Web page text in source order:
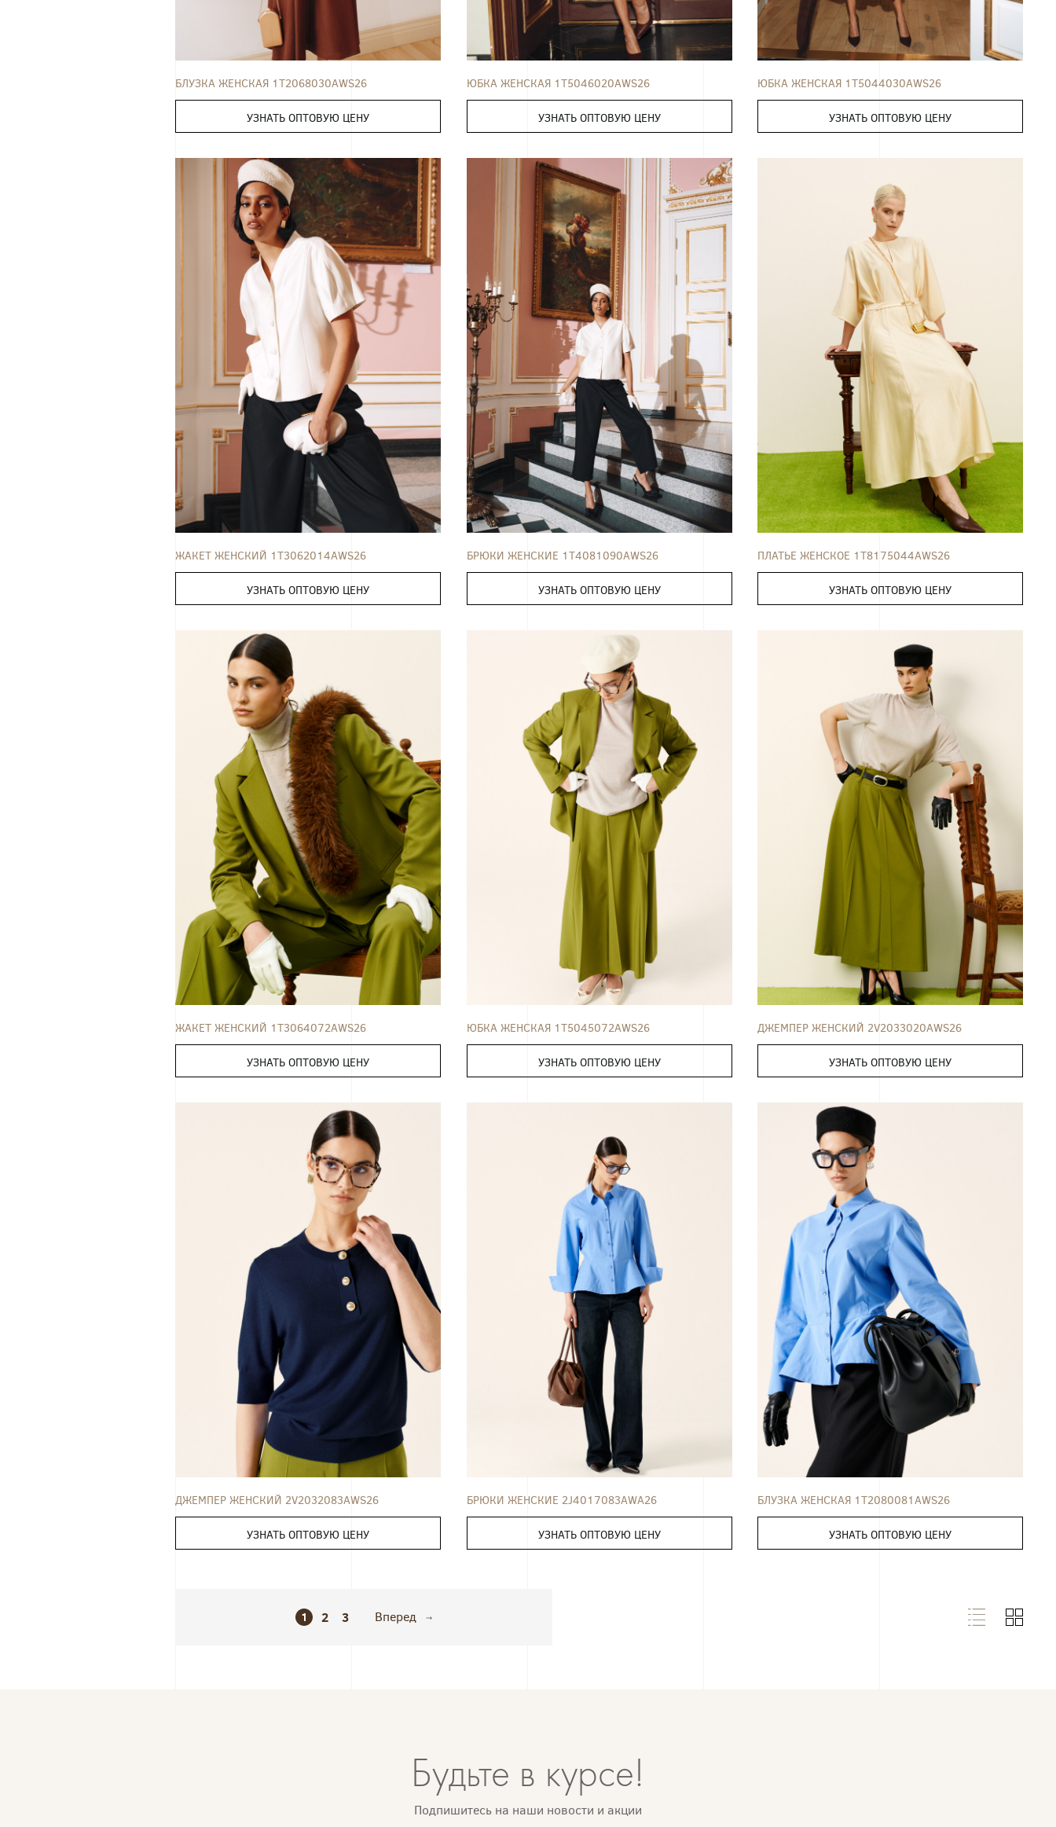
42 44
БЛУЗКА ЖЕНСКАЯ 1T2068030AWS26
УЗНАТЬ ОПТОВУЮ ЦЕНУ
ЮБКА 44 50 52
ЮБКА ЖЕНСКАЯ 1T5046020AWS26
УЗНАТЬ ОПТОВУЮ ЦЕНУ
ЮБКА 44 46 48 50
ЮБКА ЖЕНСКАЯ 1T5044030AWS26
УЗНАТЬ ОПТОВУЮ ЦЕНУ
48 50
ЖАКЕТ ЖЕНСКИЙ 1T3062014AWS26
УЗНАТЬ ОПТОВУЮ ЦЕНУ
БРЮКИ 42 44 46 48 50
БРЮКИ ЖЕНСКИЕ 1T4081090AWS26
УЗНАТЬ ОПТОВУЮ ЦЕНУ
ПЛАТЬЕ 42 44 46 48 50 52
ПЛАТЬЕ ЖЕНСКОЕ 1T8175044AWS26
УЗНАТЬ ОПТОВУЮ ЦЕНУ
ЖАКЕТ 42 44 46 48 50 52
ЖАКЕТ ЖЕНСКИЙ 1T3064072AWS26
УЗНАТЬ ОПТОВУЮ ЦЕНУ
46 48 50 52
ЮБКА ЖЕНСКАЯ 1T5045072AWS26
УЗНАТЬ ОПТОВУЮ ЦЕНУ
42 44 46
ДЖЕМПЕР ЖЕНСКИЙ 2V2033020AWS26
УЗНАТЬ ОПТОВУЮ ЦЕНУ
42 44
ДЖЕМПЕР ЖЕНСКИЙ 2V2032083AWS26
УЗНАТЬ ОПТОВУЮ ЦЕНУ
46 48 50
БРЮКИ ЖЕНСКИЕ 2J4017083AWA26
УЗНАТЬ ОПТОВУЮ ЦЕНУ
БЛУЗКА 48
БЛУЗКА ЖЕНСКАЯ 1T2080081AWS26
УЗНАТЬ ОПТОВУЮ ЦЕНУ
1 2 3 Вперед
Будьте в курсе!
Подпишитесь на наши новости и акции